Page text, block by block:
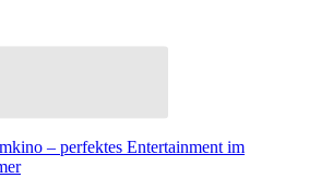
– perfektes Entertainment im